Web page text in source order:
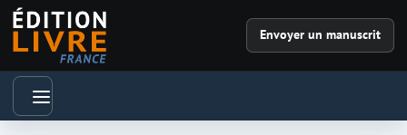
Envoyer un manuscrit